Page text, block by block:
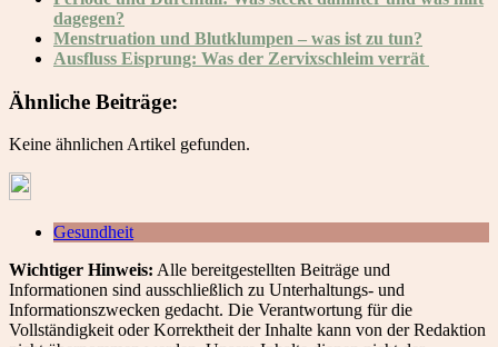
dagegen?
Menstruation und Blutklumpen – was ist zu tun?
Ausfluss Eisprung: Was der Zervixschleim verrät
Ähnliche Beiträge:
Keine ähnlichen Artikel gefunden.
Gesundheit
Wichtiger Hinweis: Alle bereitgestellten Beiträge und
Informationen sind ausschließlich zu Unterhaltungs- und
Informationszwecken gedacht. Die Verantwortung für die
Vollständigkeit oder Korrektheit der Inhalte kann von der Redaktion